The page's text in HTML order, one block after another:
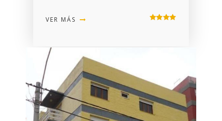
VER MÁS